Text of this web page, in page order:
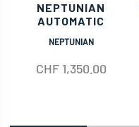
NEPTUNIAN
AUTOMATIC
NEPTUNIAN
CHF1,350.00